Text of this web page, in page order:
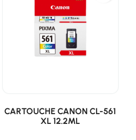
CARTOUCHE CANON CL-561
XL 12.2ML